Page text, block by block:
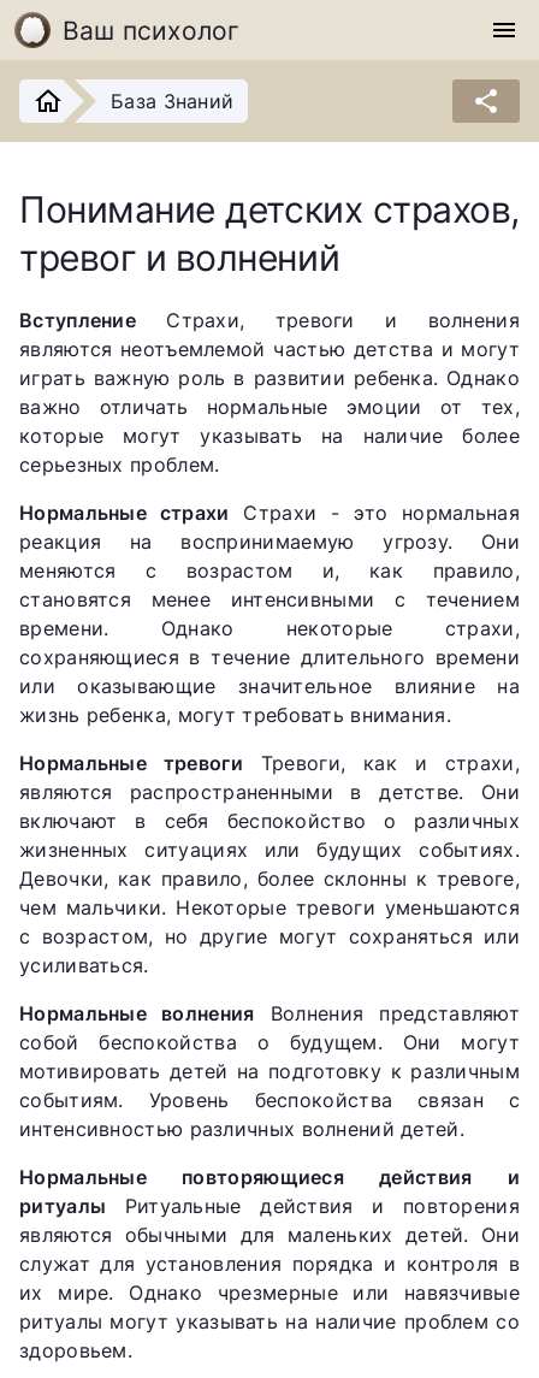
Ваш психолог menu
База Знаний share
Понимание детских страхов,
тревог и волнений
Вступление Страхи, тревоги и волнения
являются неотъемлемой частью детства и могут
играть важную роль в развитии ребенка. Однако
важно отличать нормальные эмоции от тех,
которые могут указывать на наличие более
серьезных проблем.
Нормальные страхи Страхи - это нормальная
реакция на воспринимаемую угрозу. Они
меняются с возрастом и, как правило,
становятся менее интенсивными с течением
времени. Однако некоторые страхи,
сохраняющиеся в течение длительного времени
или оказывающие значительное влияние на
жизнь ребенка, могут требовать внимания.
Нормальные тревоги Тревоги, как и страхи,
являются распространенными в детстве. Они
включают в себя беспокойство о различных
жизненных ситуациях или будущих событиях.
Девочки, как правило, более склонны к тревоге,
чем мальчики. Некоторые тревоги уменьшаются
с возрастом, но другие могут сохраняться или
усиливаться.
Нормальные волнения Волнения представляют
собой беспокойства о будущем. Они могут
мотивировать детей на подготовку к различным
событиям. Уровень беспокойства связан с
интенсивностью различных волнений детей.
Нормальные повторяющиеся действия и
ритуалы Ритуальные действия и повторения
являются обычными для маленьких детей. Они
служат для установления порядка и контроля в
их мире. Однако чрезмерные или навязчивые
ритуалы могут указывать на наличие проблем со
здоровьем.